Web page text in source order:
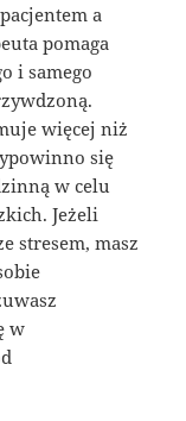
a
pomaga
i samego
więcej niż
się
w celu
Jeżeli
stresem, masz
w